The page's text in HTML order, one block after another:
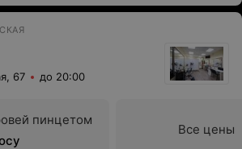
67 до 20:00
пинцетом
Все цены